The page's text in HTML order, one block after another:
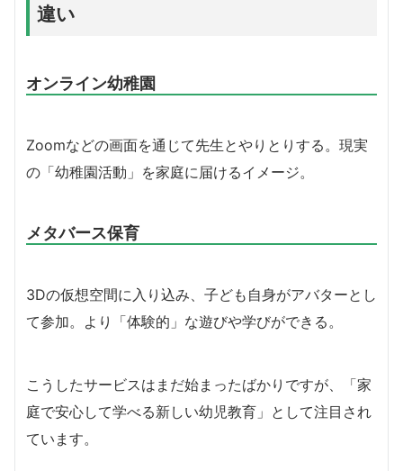
違い
オンライン幼稚園
Zoomなどの画面を通じて先生とやりとりする。現実
の「幼稚園活動」を家庭に届けるイメージ。
メタバース保育
3Dの仮想空間に入り込み、子ども自身がアバターとし
て参加。より「体験的」な遊びや学びができる。
こうしたサービスはまだ始まったばかりですが、「家
庭で安心して学べる新しい幼児教育」として注目され
ています。